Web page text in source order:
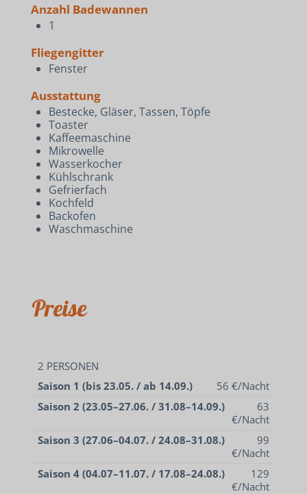
Anzahl Badewannen
1
Fliegengitter
Fenster
Ausstattung
Bestecke, Gläser, Tassen, Töpfe
Toaster
Kaffeemaschine
Mikrowelle
Wasserkocher
Kühlschrank
Gefrierfach
Kochfeld
Backofen
Waschmaschine
Preise
2 PERSONEN
Saison 1 (bis 23.05. / ab 14.09.)
56 €/Nacht
Saison 2 (23.05–27.06. / 31.08–14.09.)
63
€/Nacht
Saison 3 (27.06–04.07. / 24.08–31.08.)
99
€/Nacht
Saison 4 (04.07–11.07. / 17.08–24.08.)
129
€/Nacht